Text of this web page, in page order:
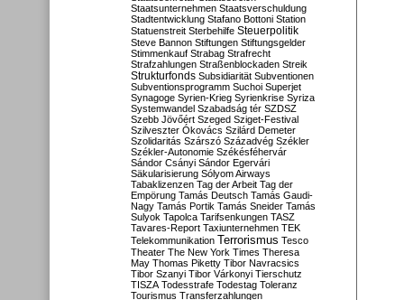
Staatsunternehmen Staatsverschuldung
Stadtentwicklung Stafano Bottoni Station
Statuenstreit Sterbehilfe Steuerpolitik
Steve Bannon Stiftungen Stiftungsgelder
Stimmenkauf Strabag Strafrecht
Strafzahlungen Straßenblockaden Streik
Strukturfonds Subsidiarität Subventionen
Subventionsprogramm Suchoi Superjet
Synagoge Syrien-Krieg Syrienkrise Syriza
Systemwandel Szabadság tér SZDSZ
Szebb Jövőért Szeged Sziget-Festival
Szilveszter Ókovács Szilárd Demeter
Szolidaritás Szárszó Századvég Székler
Székler-Autonomie Székésféhervár
Sándor Csányi Sándor Egervári
Säkularisierung Sólyom Airways
Tabaklizenzen Tag der Arbeit Tag der
Empörung Tamás Deutsch Tamás Gaudi-
Nagy Tamás Portik Tamás Sneider Tamás
Sulyok Tapolca Tarifsenkungen TASZ
Tavares-Report Taxiunternehmen TEK
Telekommunikation Terrorismus Tesco
Theater The New York Times Theresa
May Thomas Piketty Tibor Navracsics
Tibor Szanyi Tibor Várkonyi Tierschutz
TISZA Todesstrafe Todestag Toleranz
Tourismus Transferzahlungen